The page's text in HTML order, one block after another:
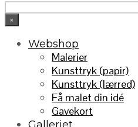
×
Webshop
Malerier
Kunsttryk (papir)
Kunsttryk (lærred)
Få malet din idé
Gavekort
Galleriet